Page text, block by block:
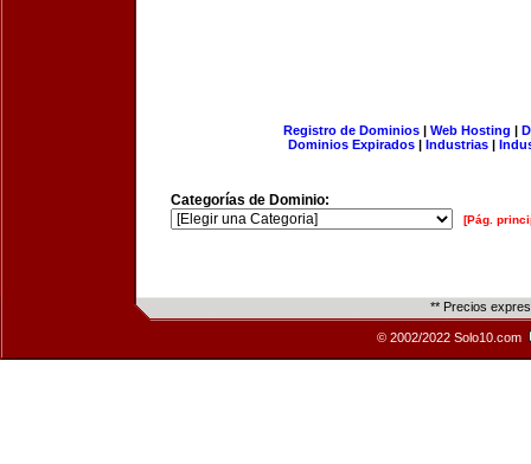
Registro de Dominios| Web Hosting |
Dominios Expirados | Industrias |
Categorías de Dominio:
[Pág.
** Precios
© 2002/2022 Solo10.com